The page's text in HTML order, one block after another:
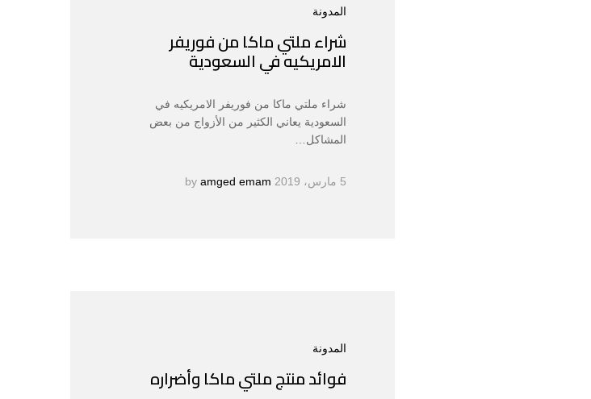
المدونة
شراء ملتي ماكا من فوريفر
الامريكيه في السعودية
شراء ملتي ماكا من فوريفر الامريكيه في
السعودية يعاني الكثير من الأزواج من بعض
المشاكل…
5 مارس، 2019 amged emam
المدونة
فوائد منتج ملتي ماكا وأضراره